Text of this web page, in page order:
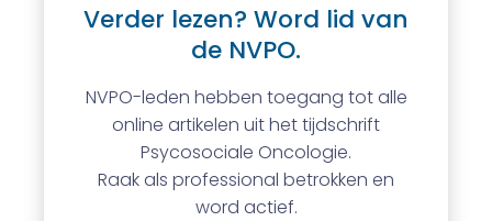
Verder lezen? Word lid van
de NVPO.
NVPO-leden hebben toegang tot alle
online artikelen uit het tijdschrift
Psycosociale Oncologie.
Raak als professional betrokken en
word actief.